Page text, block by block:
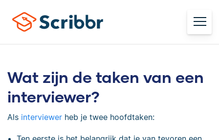
Wat zijn de taken van een
interviewer?
Als interviewer heb je twee hoofdtaken: